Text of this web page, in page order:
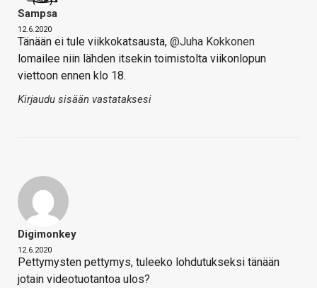
Sampsa
12.6.2020
Tänään ei tule viikkokatsausta, @Juha Kokkonen
lomailee niin lähden itsekin toimistolta viikonlopun
viettoon ennen klo 18.
Kirjaudu sisään vastataksesi
Digimonkey
12.6.2020
Pettymysten pettymys, tuleeko lohdutukseksi tänään
jotain videotuotantoa ulos?